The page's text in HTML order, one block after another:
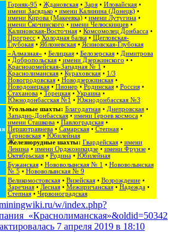
Горняк-95 • Ждановская• Заря• Иловайская•
имени Засядько • имени Калинина (Донецк)•
имени Кирова (Макеевка)• имени Лутугина•
имени Скочинского • имени Челюскинцев•
Калиновская-Восточная• Комсомолец Донбасса•
Прогресс• Холодная балка• Щегловская-
Глубокая• Яблоневская• Ясиновская-Глубокая
«Алмазная» • Белицкая• Белозерская• Димитрова
• Добропольская• имени Дзержинского • •
Красноармейская-Западная № 1 •
Краснолиманская• Кураховская• 1/3
Новогродовская• Новодзержинская•
Новодонецкая• Пионер • Родинская• Россия•
Стаханова• Торецкая• Украина•
Южнодонбасская №1 • Южнодонбасская №3
Угольные шахты: Благодатная• Днепровская•
Западно-Донбасская• имени Героев космоса•
имени Сташкова• Павлоградская•
Першотравнева• Самарская• Степная•
Терновская• Юбилейная
Железнорудные шахты: Гвардейская• имени
Ленина• имени Орджоникидзе• имени Фрунзе•
Октябрьская• Родина• Юбилейная
Бужанская• Нововолынская № 1 • Нововолынская
№ 5 • Нововолынская № 9
Великомостовская• Визейская• Возрождение•
Заречная• Лесная• Межиричанская• Надежда•
Степная• Червоноградская
w/index.php?
7 апреля 2019 в 18:10